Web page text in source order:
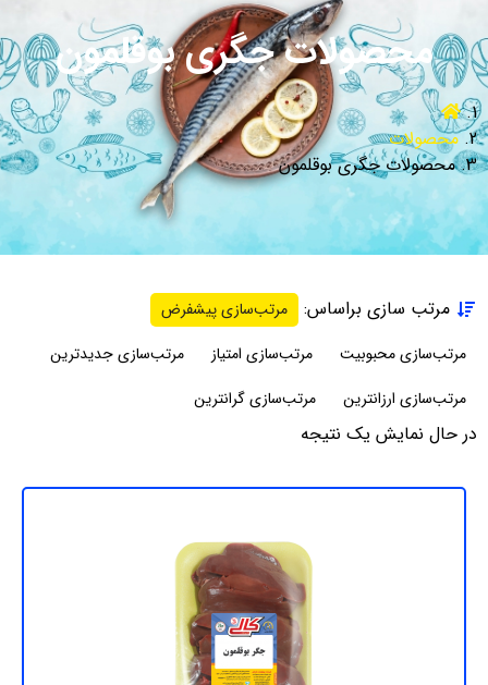
محصولات جگری بوقلمون
محصولات
محصولات جگری بوقلمون
در حال نمایش یک نتیجه
مرتب سازی براساس:
مرتب‌سازی پیشفرض
مرتب‌سازی محبوبیت
مرتب‌سازی امتیاز
مرتب‌سازی جدیدترین
مرتب‌سازی ارزانترین
مرتب‌سازی گرانترین